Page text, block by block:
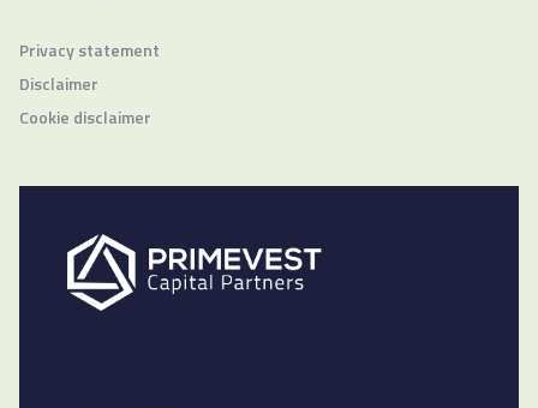
Privacy statement
Disclaimer
Cookie disclaimer